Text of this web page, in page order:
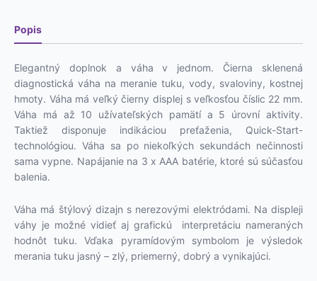
Popis
Elegantný doplnok a váha v jednom. Čierna sklenená
diagnostická váha na meranie tuku, vody, svaloviny, kostnej
hmoty. Váha má veľký čierny displej s veľkosťou číslic 22 mm.
Váha má až 10 užívateľských pamätí a 5 úrovní aktivity.
Taktiež disponuje indikáciou preťaženia, Quick-Start-
technológiou. Váha sa po niekoľkých sekundách nečinnosti
sama vypne. Napájanie na 3 x AAA batérie, ktoré sú súčasťou
balenia.
Váha má štýlový dizajn s nerezovými elektródami. Na displeji
váhy je možné vidieť aj grafickú interpretáciu nameraných
hodnôt tuku. Vďaka pyramídovým symbolom je výsledok
merania tuku jasný – zlý, priemerný, dobrý a vynikajúci.